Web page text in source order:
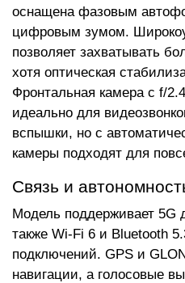
оснащена фазовым
цифровым зумом.
позволяет захватывать
хотя оптическая
Фронтальная камера с f/
идеально для
вспышки, но с
камеры подходят для
Связь и
Модель поддерживает 5G
также Wi-Fi 6 и Bluetooth
подключений. GPS и
навигации, а голосовые